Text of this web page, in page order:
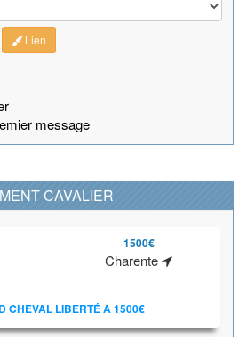
Lien
message
CAVALIER
1500€
Charente
CHEVAL LIBERTÉ A 1500€